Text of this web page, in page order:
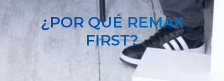
¿POR QUÉ REMAX
FIRST?